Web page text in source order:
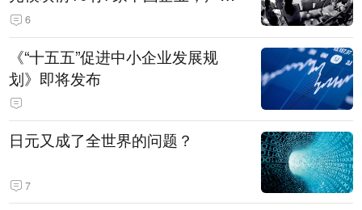
界人士：想“脱钩”并不容易
6
《“十五五”促进中小企业发展规
划》即将发布
日元又成了全世界的问题？
7